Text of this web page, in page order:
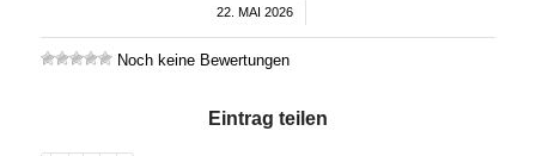
22. MAI 2026
/
Noch keine Bewertungen
Eintrag teilen